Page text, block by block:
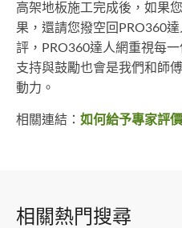
高架地板施工完成後，如果
果，還請您撥空回PRO360
評，PRO360達人網重視每
支持與鼓勵也會是我們和師
動力。
相關連結： 如何給予專家評
相關熱門搜尋